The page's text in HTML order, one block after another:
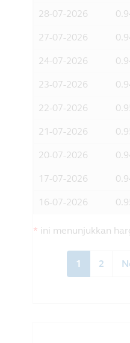
bersetuju
adalah
Malaysia; dan
Principal
sebaliknya)
penggunaan
laman web ini,
kesilapan atau
ketiga.
28-07-2026
27-07-2026
24-07-2026
23-07-2026
22-07-2026
21-07-2026
20-07-2026
17-07-2026
16-07-2026
* ini menunjukkan
Pagination
Current
page
1 2